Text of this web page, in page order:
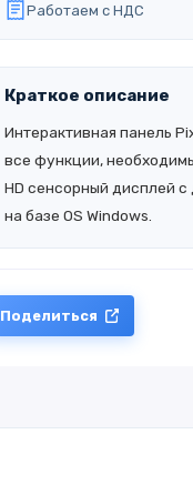
Работаем с НДС
Краткое описание
Интерактивная панель
все функции,
HD сенсорный дисплей с
на базе OS Windows.
Поделиться